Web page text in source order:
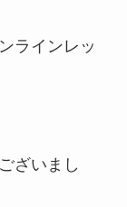
ラインレッ
ざいまし